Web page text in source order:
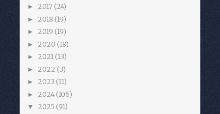
► 2017 (24)
► 2018 (19)
► 2019 (19)
► 2020 (18)
► 2021(13)
► 2022 (3)
► 2023 (11)
► 2024(106)
▼ 2025 (91)